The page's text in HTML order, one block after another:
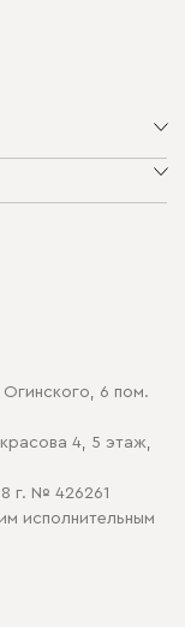
6 пом.
4, 5 этаж,
г. № 426261
исполнительным